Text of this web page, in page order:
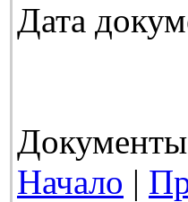
Дата
Начало |